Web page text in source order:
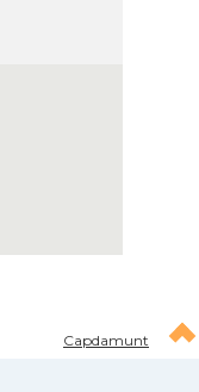
Capdamunt